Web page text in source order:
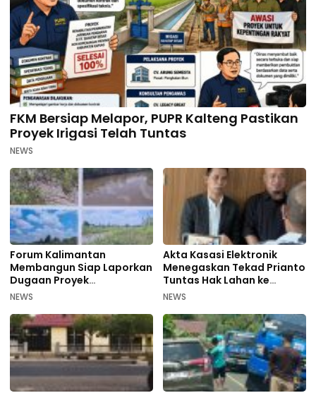
FKM Bersiap Melapor, PUPR Kalteng Pastikan
Proyek Irigasi Telah Tuntas
NEWS
Forum Kalimantan
Membangun Siap Laporkan
Dugaan Proyek
Bermasalah PUPR Kalteng
NEWS
Akta Kasasi Elektronik
Menegaskan Tekad Prianto
Tuntas Hak Lahan ke
Mahkamah Agung
NEWS